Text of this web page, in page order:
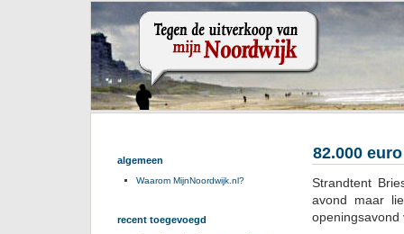
82.000
Strandtent
avond maar
openingsavond
algemeen
Waarom MijnNoordwijk.nl?
recent toegevoegd